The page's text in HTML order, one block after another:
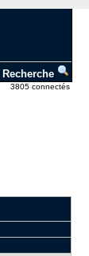
Recherche
3805 connectés